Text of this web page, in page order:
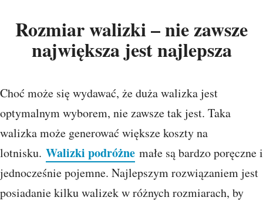
Rozmiar walizki – nie zawsze
największa jest najlepsza
Choć może się wydawać, że duża walizka jest
optymalnym wyborem, nie zawsze tak jest. Taka
walizka może generować większe koszty na
lotnisku. Walizki podróżne małe są bardzo poręczne i
jednocześnie pojemne. Najlepszym rozwiązaniem jest
posiadanie kilku walizek w różnych rozmiarach, by